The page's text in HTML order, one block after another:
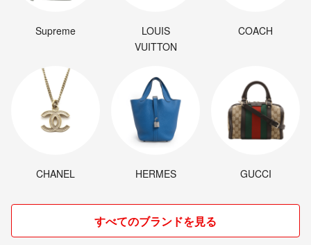
Supreme
LOUIS
VUITTON
COACH
CHANEL HERMES GUCCI
すべてのブランドを見る